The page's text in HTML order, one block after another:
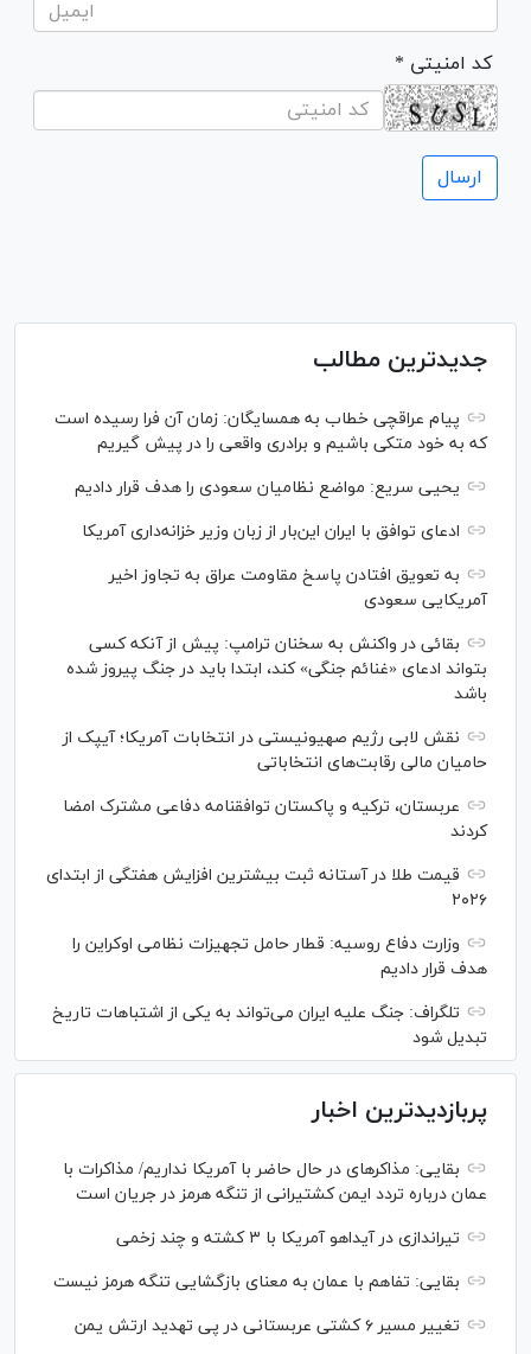
* کد امنیتی
جدیدترین مطالب
پیام عراقچی خطاب به همسایگان: زمان آن فرا رسیده است
که به خود متکی باشیم و برادری واقعی را در پیش گیریم
یحیی سریع: مواضع نظامیان سعودی را هدف قرار دادیم
ادعای توافق با ایران این‌بار از زبان وزیر خزانه‌داری آمریکا
به تعویق افتادن پاسخ مقاومت عراق به تجاوز اخیر
آمریکایی سعودی
بقائی در واکنش به سخنان ترامپ: پیش از آنکه کسی
بتواند ادعای «غنائم جنگی» کند، ابتدا باید در جنگ پیروز شده
باشد
نقش لابی رژیم صهیونیستی در انتخابات آمریکا؛ آیپک از
حامیان مالی رقابت‌های انتخاباتی
عربستان، ترکیه و پاکستان توافقنامه دفاعی مشترک امضا
کردند
قیمت طلا در آستانه ثبت بیشترین افزایش هفتگی از ابتدای
۲۰۲۶
وزارت دفاع روسیه: قطار حامل تجهیزات نظامی اوکراین را
هدف قرار دادیم
تلگراف: جنگ علیه ایران می‌تواند به یکی از اشتباهات تاریخ
تبدیل شود
پربازدیدترین اخبار
بقایی: مذاکره‎ای در حال حاضر با آمریکا نداریم/ مذاکرات با
عمان درباره تردد ایمن کشتیرانی از تنگه هرمز در جریان است
تیراندازی در آیداهو آمریکا با ۳ کشته و چند زخمی
بقایی: تفاهم با عمان به معنای بازگشایی تنگه هرمز نیست
تغییر مسیر ۶ کشتی عربستانی در پی تهدید ارتش یمن